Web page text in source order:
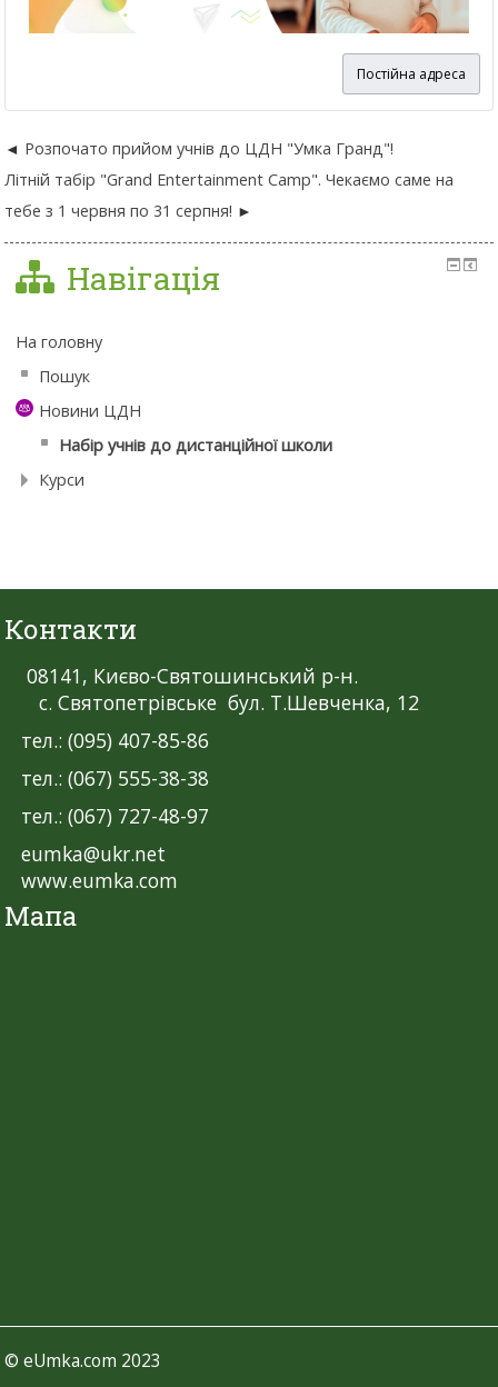
Постійна адреса
Розпочато прийом учнів до ЦДН "Умка Гранд"!
Літній табір "Grand Entertainment Camp". Чекаємо саме на
тебе з 1 червня по 31 серпня!
Навігація
На головну
Пошук
Новини ЦДН
Набір учнів до дистанційної школи
Курси
Контакти
08141, Києво-Святошинський р-н.
с. Святопетрівське бул. Т.Шевченка, 12
тел.: (095) 407-85-86
тел.: (067) 555-38-38
тел.: (067) 727-48-97
eumka@ukr.net
www.eumka.com
Мапа
©eUmka.com 2023